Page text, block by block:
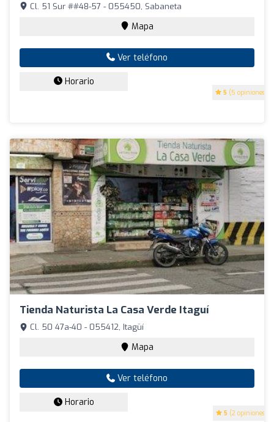
5 (5 opiniones)
Cl. 51 Sur ##48-57 - 055450, Sabaneta
Mapa
Ver teléfono
Horario
Tienda Naturista La Casa Verde Itaguí
5 (2 opiniones)
Cl. 50 47a-40 - 055412, Itagüí
Mapa
Ver teléfono
Horario